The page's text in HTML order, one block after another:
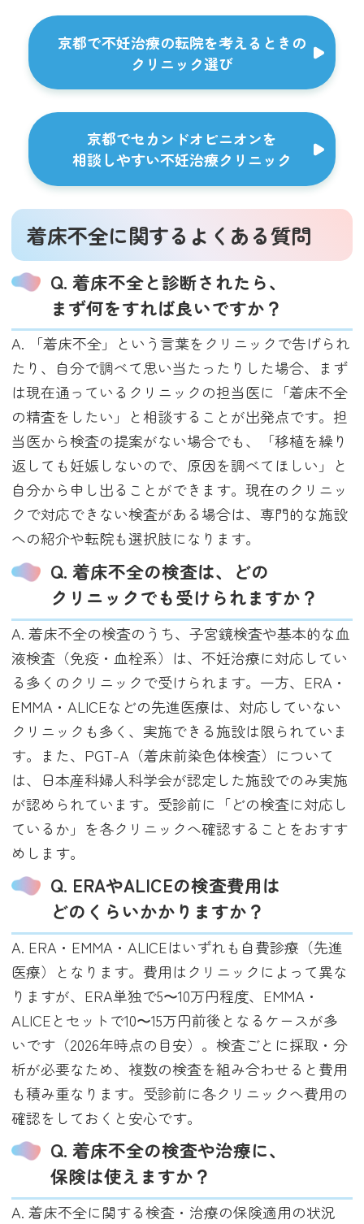
京都で不妊治療の転院を考えるときの
クリニック選び
京都でセカンドオピニオンを
相談しやすい不妊治療クリニック
着床不全に関するよくある質問
Q. 着床不全と診断されたら、
まず何をすれば良いですか？
A. 「着床不全」という言葉をクリニックで告げられ
たり、自分で調べて思い当たったりした場合、まず
は現在通っているクリニックの担当医に「着床不全
の精査をしたい」と相談することが出発点です。担
当医から検査の提案がない場合でも、「移植を繰り
返しても妊娠しないので、原因を調べてほしい」と
自分から申し出ることができます。現在のクリニッ
クで対応できない検査がある場合は、専門的な施設
への紹介や転院も選択肢になります。
Q. 着床不全の検査は、どの
クリニックでも受けられますか？
A. 着床不全の検査のうち、子宮鏡検査や基本的な血
液検査（免疫・血栓系）は、不妊治療に対応してい
る多くのクリニックで受けられます。一方、ERA・
EMMA・ALICEなどの先進医療は、対応していない
クリニックも多く、実施できる施設は限られていま
す。また、PGT-A（着床前染色体検査）について
は、日本産科婦人科学会が認定した施設でのみ実施
が認められています。受診前に「どの検査に対応し
ているか」を各クリニックへ確認することをおすす
めします。
Q. ERAやALICEの検査費用は
どのくらいかかりますか？
A. ERA・EMMA・ALICEはいずれも自費診療（先進
医療）となります。費用はクリニックによって異な
りますが、ERA単独で5〜10万円程度、EMMA・
ALICEとセットで10〜15万円前後となるケースが多
いです（2026年時点の目安）。検査ごとに採取・分
析が必要なため、複数の検査を組み合わせると費用
も積み重なります。受診前に各クリニックへ費用の
確認をしておくと安心です。
Q. 着床不全の検査や治療に、
保険は使えますか？
A. 着床不全に関する検査・治療の保険適用の状況